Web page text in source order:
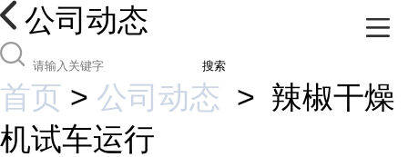
公司动态
搜索
首页 > 公司动态 > 辣椒干燥
机试车运行